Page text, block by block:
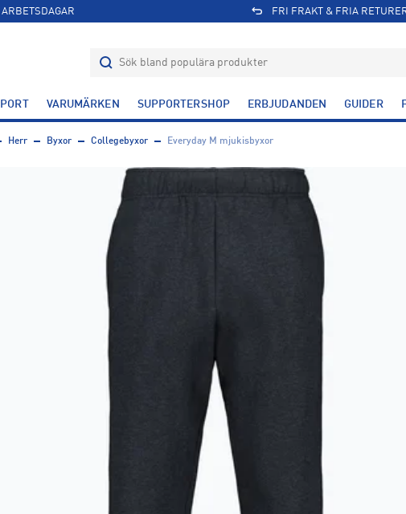
FRI FRAKT & FRIA
VARUMÄRKEN SUPPORTERSHOP ERBJUDANDEN GUIDER
Herr Byxor Collegebyxor Everyday M mjukisbyxor